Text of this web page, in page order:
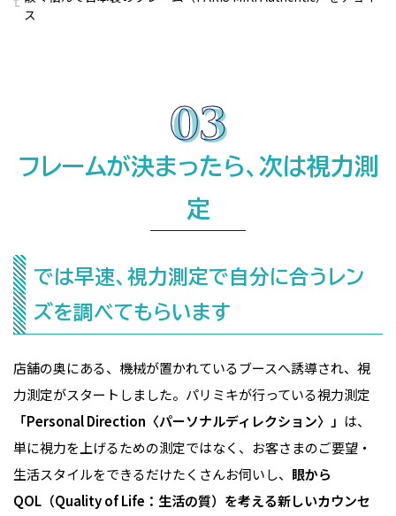
ス
フレームが決まったら、次は視力測
定
では早速、視力測定で自分に合うレン
ズを調べてもらいます
店舗の奥にある、機械が置かれているブースへ誘導され、視
力測定がスタートしました。パリミキが行っている視力測定
「Personal Direction〈パーソナルディレクション〉」 は、
単に視力を上げるための測定ではなく、お客さまのご要望・
生活スタイルをできるだけたくさんお伺いし、 眼から
QOL（Quality of Life：生活の質）を考える新しいカウンセ